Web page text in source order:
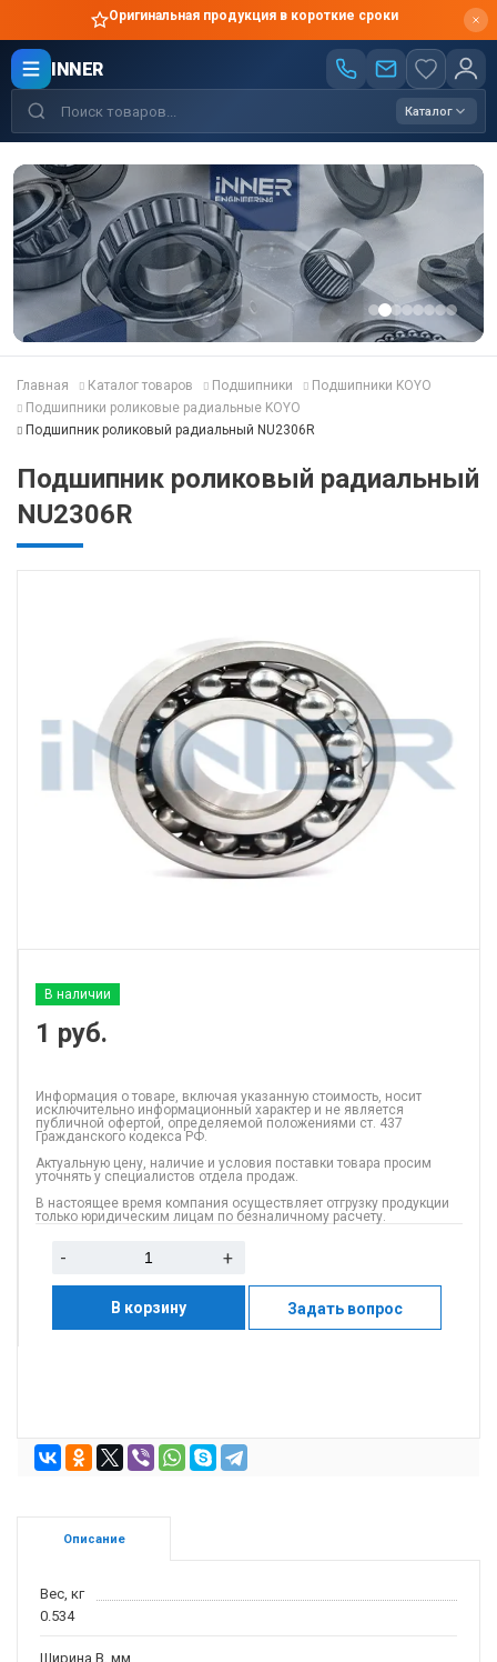
Оригинальная продукция в короткие сроки
INNER
Каталог
Главная Каталог товаров Подшипники
Подшипники KOYO
Подшипники роликовые радиальные KOYO
Подшипник роликовый радиальный NU2306R
Подшипник роликовый радиальный
NU2306R
В наличии
1 руб.
Информация о товаре, включая указанную стоимость, носит
исключительно информационный характер и не является
публичной офертой, определяемой положениями ст. 437
Гражданского кодекса РФ.
Актуальную цену, наличие и условия поставки товара просим
уточнять у специалистов отдела продаж.
В настоящее время компания осуществляет отгрузку продукции
только юридическим лицам по безналичному расчету.
- +
В корзину Задать вопрос
Описание
Вес, кг
0.534
Ширина B, мм